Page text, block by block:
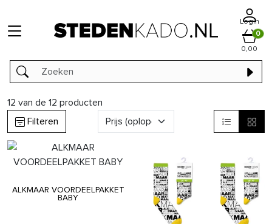
Login
0
0,00
12 van de 12 producten
Filteren
ALKMAAR VOORDEELPAKKET
BABY